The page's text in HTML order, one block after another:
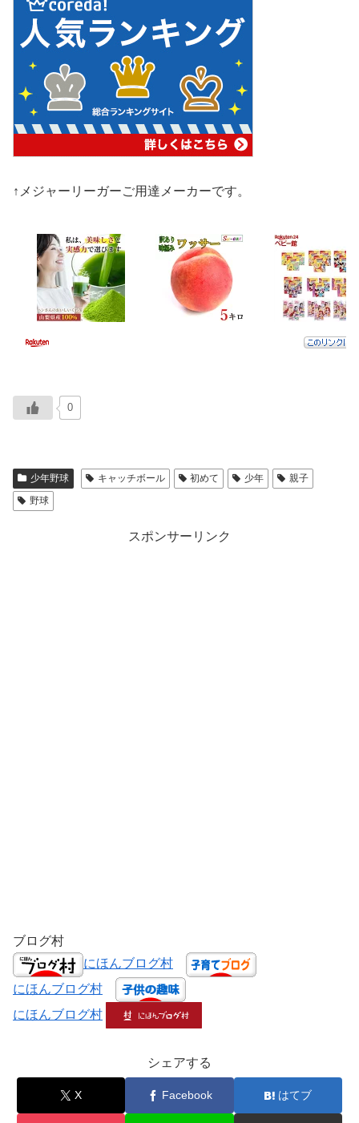
↑メジャーリーガーご用達メーカーです。
0
少年野球 キャッチボール 初めて 少年
親子
野球
スポンサーリンク
ブログ村
にほんブログ村
にほんブログ村
にほんブログ村
シェアする
X Facebook はてブ